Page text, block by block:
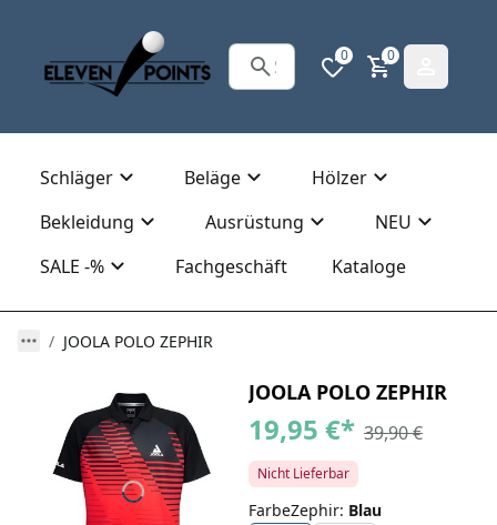
0 0
Schläger Beläge
Hölzer
Bekleidung
Ausrüstung
NEU
SALE -%
Fachgeschäft Kataloge
JOOLA POLO ZEPHIR
JOOLA POLO ZEPHIR
19,95 €* 39,90 €
Nicht Lieferbar
FarbeZephir: Blau